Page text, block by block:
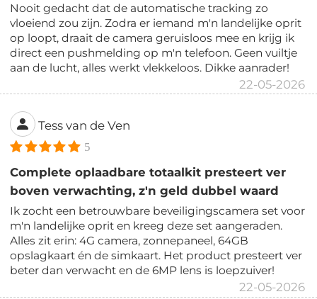
Nooit gedacht dat de automatische tracking zo
vloeiend zou zijn. Zodra er iemand m'n landelijke oprit
op loopt, draait de camera geruisloos mee en krijg ik
direct een pushmelding op m'n telefoon. Geen vuiltje
aan de lucht, alles werkt vlekkeloos. Dikke aanrader!
22-05-2026
Tess van de Ven
5
Complete oplaadbare totaalkit presteert ver
boven verwachting, z'n geld dubbel waard
Ik zocht een betrouwbare beveiligingscamera set voor
m'n landelijke oprit en kreeg deze set aangeraden.
Alles zit erin: 4G camera, zonnepaneel, 64GB
opslagkaart én de simkaart. Het product presteert ver
beter dan verwacht en de 6MP lens is loepzuiver!
22-05-2026